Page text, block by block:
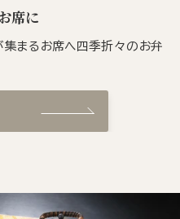
席に
集まるお席へ四季折々のお弁